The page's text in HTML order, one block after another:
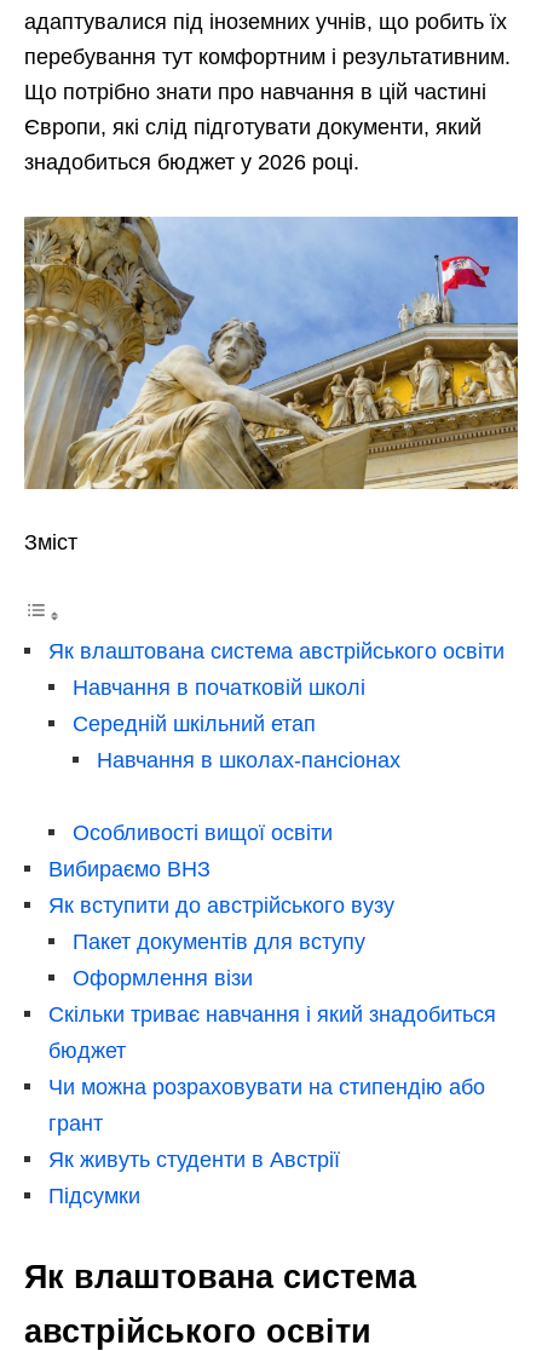
адаптувалися під іноземних учнів, що робить їх
перебування тут комфортним і результативним.
Що потрібно знати про навчання в цій частині
Європи, які слід підготувати документи, який
знадобиться бюджет у 2026 році.
Зміст
Як влаштована система австрійського освіти
Навчання в початковій школі
Середній шкільний етап
Навчання в школах-пансіонах
Особливості вищої освіти
Вибираємо ВНЗ
Як вступити до австрійського вузу
Пакет документів для вступу
Оформлення візи
Скільки триває навчання і який знадобиться
бюджет
Чи можна розраховувати на стипендію або
грант
Як живуть студенти в Австрії
Підсумки
Як влаштована система
австрійського освіти